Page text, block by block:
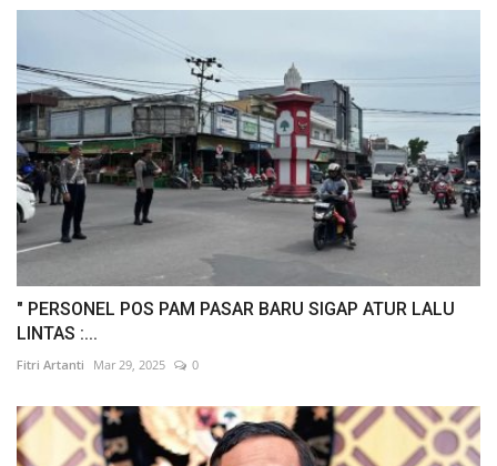
" PERSONEL POS PAM PASAR BARU SIGAP ATUR LALU
LINTAS :...
Fitri Artanti Mar 29, 2025 0